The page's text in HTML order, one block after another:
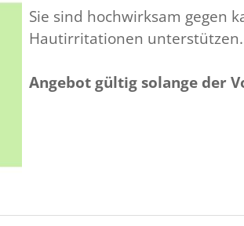
Sie sind hochwirksam gegen
Hautirritationen unterstützen.
Angebot gültig solange der